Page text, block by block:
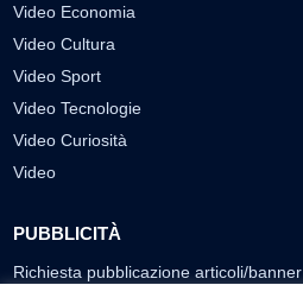
Video Economia
Video Cultura
Video Sport
Video Tecnologie
Video Curiosità
Video
PUBBLICITÀ
Richiesta pubblicazione articoli/banner